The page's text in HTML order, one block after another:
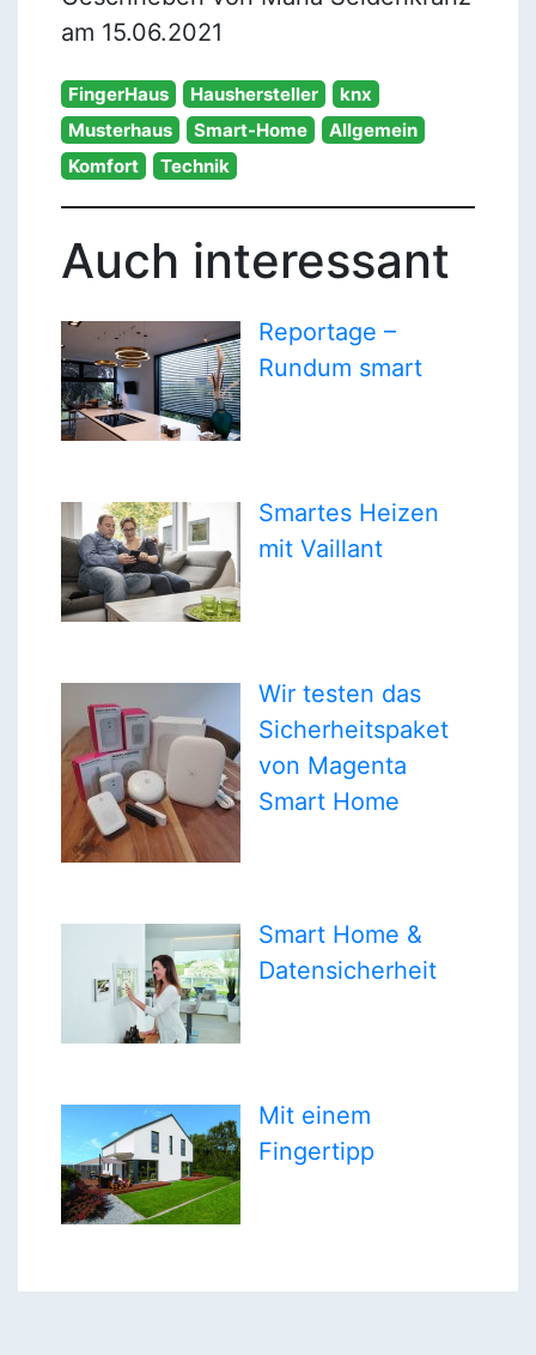
am 15.06.2021
FingerHaus Haushersteller
knx
Musterhaus
Smart-Home
Allgemein
Komfort
Technik
Auch interessant
Reportage –
Rundum smart
Smartes Heizen
mit Vaillant
Wir testen das
Sicherheitspaket
von Magenta
Smart Home
Smart Home &
Datensicherheit
Mit einem
Fingertipp